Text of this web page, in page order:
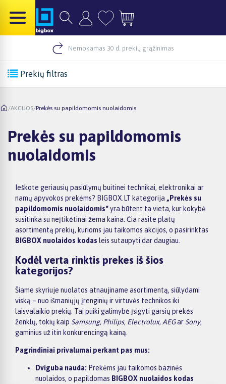
Nemokamas 30 d. prekių grąžinimas
Prekių filtras
/AKCIJOS/Prekės su papildomomis nuolaidomis
Prekės su papildomomis
nuolaidomis
Ieškote geriausių pasiūlymų buitinei technikai, elektronikai ar
namų apyvokos prekėms? BIGBOX.LT kategorija „Prekės su
papildomomis nuolaidomis“yra būtent ta vieta, kur kokybė
susitinka su neįtikėtinai žema kaina. Čia rasite platų
asortimentą prekių, kurioms jau taikomos akcijos, o pasirinktas
BIGBOX nuolaidos kodas leis sutaupyti dar daugiau.
Kodėl verta rinktis prekes iš šios
kategorijos?
Šiame skyriuje nuolatos atnaujiname asortimentą, siūlydami
viską – nuo išmaniųjų įrenginių ir virtuvės technikos iki
laisvalaikio prekių. Tai puiki galimybė įsigyti garsių prekės
ženklų, tokių kaip Samsung, Philips, Electrolux, AEGar Sony,
gaminius už itin konkurencingą kainą.
Pagrindiniai privalumai perkant pas mus:
Dviguba nauda: Prekėms jau taikomos bazinės
nuolaidos, o papildomas BIGBOX nuolaidos kodas